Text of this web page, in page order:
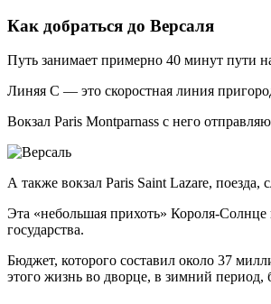
Как добраться до Версаля
Путь занимает примерно 40 минут пути
Линяя С — это скоростная линия
Вокзал Paris Montparnass с него
А также вокзал Paris Saint Lazare,
Эта «небольшая прихоть» Короля-
государства.
Бюджет, которого составил около 37
этого жизнь во дворце, в зимний период,